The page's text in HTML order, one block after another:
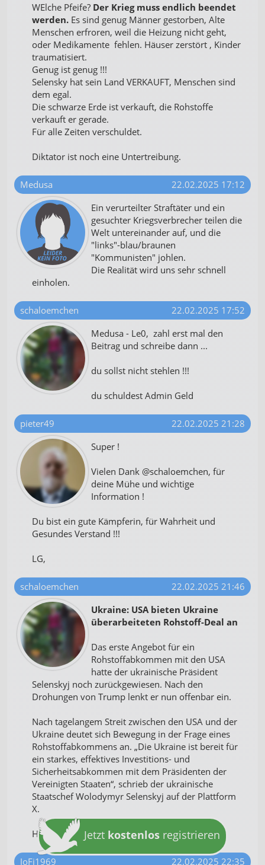
WElche Pfeife? Der Krieg muss endlich beendet
werden. Es sind genug Männer gestorben, Alte
Menschen erfroren, weil die Heizung nicht geht,
oder Medikamente fehlen. Häuser zerstört , Kinder
traumatisiert.
Genug ist genug !!!
Selensky hat sein Land VERKAUFT, Menschen sind
dem egal.
Die schwarze Erde ist verkauft, die Rohstoffe
verkauft er gerade.
Für alle Zeiten verschuldet.
Diktator ist noch eine Untertreibung.
Medusa
22.02.2025 17:12
Ein verurteilter Straftäter und ein
gesuchter Kriegsverbrecher teilen die
Welt untereinander auf, und die
"links"-blau/braunen
"Kommunisten" johlen.
Die Realität wird uns sehr schnell
einholen.
schaloemchen
22.02.2025 17:52
Medusa - Le0, zahl erst mal den
Beitrag und schreibe dann ...
du sollst nicht stehlen !!!
du schuldest Admin Geld
pieter49
22.02.2025 21:28
Super !
Vielen Dank @schaloemchen, für
deine Mühe und wichtige
Information !
Du bist ein gute Kämpferin, für Wahrheit und
Gesundes Verstand !!!
LG,
schaloemchen
22.02.2025 21:46
Ukraine: USA bieten Ukraine
überarbeiteten Rohstoff-Deal an
Das erste Angebot für ein
Rohstoffabkommen mit den USA
hatte der ukrainische Präsident
Selenskyj noch zurückgewiesen. Nach den
Drohungen von Trump lenkt er nun offenbar ein.
Nach tagelangem Streit zwischen den USA und der
Ukraine deutet sich Bewegung in der Frage eines
Rohstoffabkommens an. „Die Ukraine ist bereit für
ein starkes, effektives Investitions- und
Sicherheitsabkommen mit dem Präsidenten der
Vereinigten Staaten“, schrieb der ukrainische
Staatschef Wolodymyr Selenskyj auf der Plattform
X.
Handesblatt
JoFi1969 22.02.2025 22:35
Jetzt kostenlos registrieren